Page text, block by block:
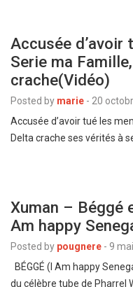
Accusée d’avoir
Serie ma
crache(Vidéo)
Posted by marie - 20
Accusée d’avoir tué les
Delta crache ses vérités à
Xuman – Béggé
Am happy
Posted by pougnere - 9
BÉGGÉ (I Am happy
du célèbre tube de Pharrel